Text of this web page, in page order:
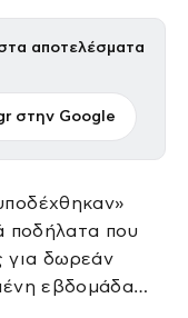
αποτελέσματα
στην Google
ποδήλατα που
για δωρεάν
εβδομάδα…